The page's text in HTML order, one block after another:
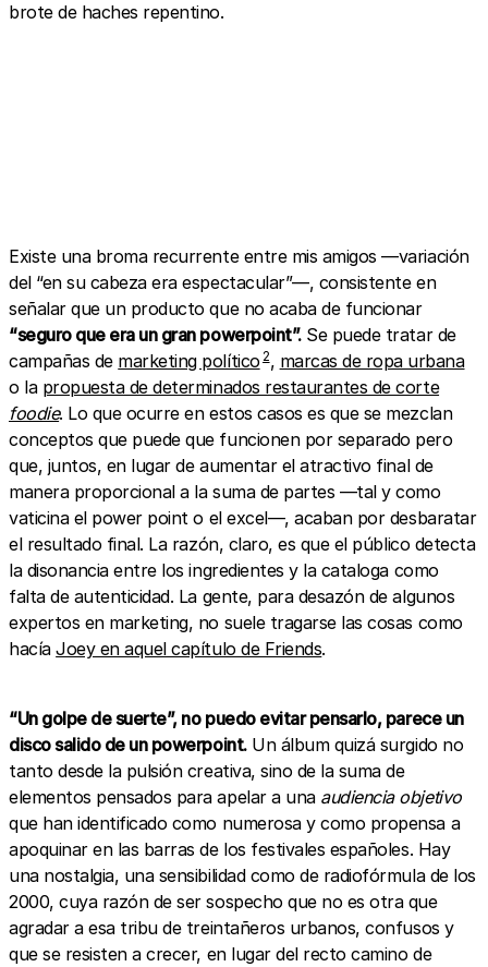
brote de haches repentino.
Existe una broma recurrente entre mis amigos —variación
del “en su cabeza era espectacular”—, consistente en
señalar que un producto que no acaba de funcionar
“seguro que era un gran powerpoint”.Se puede tratar de
campañas de marketing político 2, marcas de ropa urbana
o la propuesta de determinados restaurantes de corte
foodie. Lo que ocurre en estos casos es que se mezclan
conceptos que puede que funcionen por separado pero
que, juntos, en lugar de aumentar el atractivo final de
manera proporcional a la suma de partes —tal y como
vaticina el power point o el excel—, acaban por desbaratar
el resultado final. La razón, claro, es que el público detecta
la disonancia entre los ingredientes y la cataloga como
falta de autenticidad. La gente, para desazón de algunos
expertos en marketing, no suele tragarse las cosas como
hacíaJoey en aquel capítulo de Friends.
“Un golpe de suerte”, no puedo evitar pensarlo, parece un
disco salido de un powerpoint.Un álbum quizá surgido no
tanto desde la pulsión creativa, sino de la suma de
elementos pensados para apelar a una audiencia objetivo
que han identificado como numerosa y como propensa a
apoquinar en las barras de los festivales españoles. Hay
una nostalgia, una sensibilidad como de radiofórmula de los
2000, cuya razón de ser sospecho que no es otra que
agradar a esa tribu de treintañeros urbanos, confusos y
que se resisten a crecer, en lugar del recto camino de